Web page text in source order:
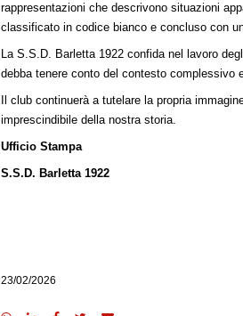
rappresentazioni che descrivono situazioni
classificato in codice bianco e concluso con
La S.S.D. Barletta 1922 confida nel lavoro
debba tenere conto del contesto complessivo
Il club continuerà a tutelare la propria
imprescindibile della nostra storia.
Ufficio Stampa
S.S.D. Barletta 1922
23/02/2026